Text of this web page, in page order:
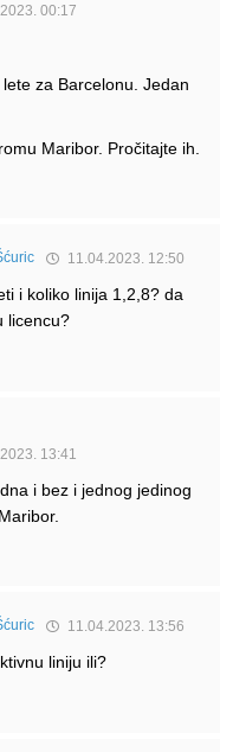
00:17
za Barcelonu. Jedan
Maribor. Pročitajte ih.
11.04.2023. 12:50
i koliko linija 1,2,8? da
licencu?
13:41
i bez i jednog jedinog
11.04.2023. 13:56
liniju ili?